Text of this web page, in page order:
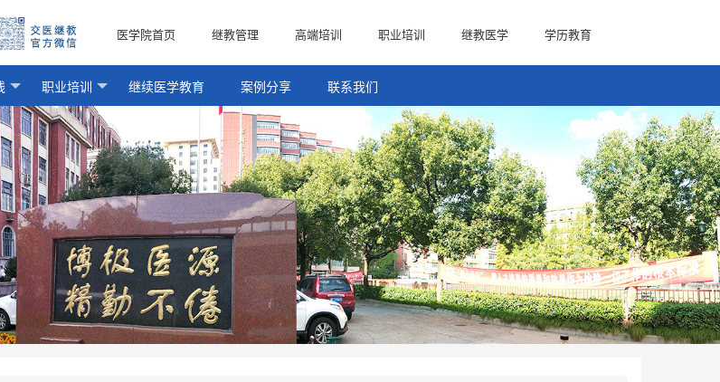
医学院首页 继教管理 高端培训 职业培训 继教医学 学历教育
职业培训 继续医学教育 案例分享 联系我们